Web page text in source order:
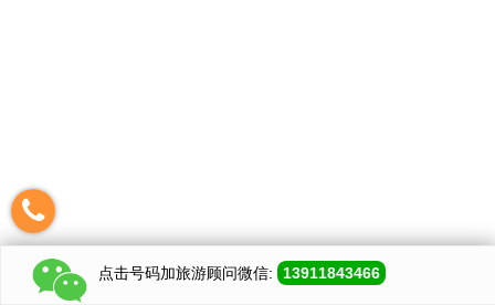
点击号码加旅游顾问微信: 13911843466